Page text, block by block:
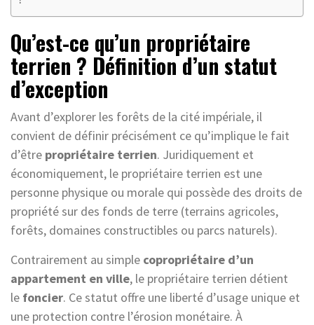
Qu’est-ce qu’un propriétaire
terrien ? Définition d’un statut
d’exception
Avant d’explorer les forêts de la cité impériale, il
convient de définir précisément ce qu’implique le fait
d’être propriétaire terrien. Juridiquement et
économiquement, le propriétaire terrien est une
personne physique ou morale qui possède des droits de
propriété sur des fonds de terre (terrains agricoles,
forêts, domaines constructibles ou parcs naturels).
Contrairement au simple copropriétaire d’un
appartement en ville, le propriétaire terrien détient
le foncier. Ce statut offre une liberté d’usage unique et
une protection contre l’érosion monétaire. À